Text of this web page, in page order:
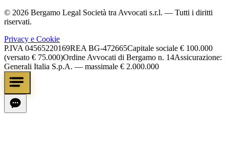
© 2026 Bergamo Legal Società tra Avvocati s.r.l. — Tutti i diritti
riservati.
Privacy e Cookie
P.IVA 04565220169REA BG-472665Capitale sociale € 100.000
(versato € 75.000)Ordine Avvocati di Bergamo n. 14Assicurazione:
Generali Italia S.p.A. — massimale € 2.000.000